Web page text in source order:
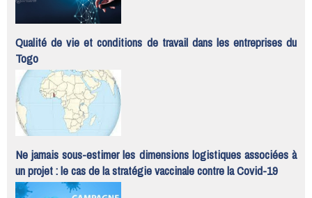
Qualité de vie et conditions de travail dans les entreprises du
Togo
Ne jamais sous-estimer les dimensions logistiques associées à
un projet : le cas de la stratégie vaccinale contre la Covid-19